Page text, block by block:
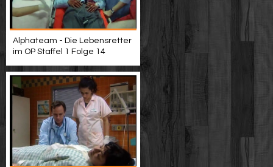
Alphateam - Die Lebensretter
im OP Staffel 1 Folge 14